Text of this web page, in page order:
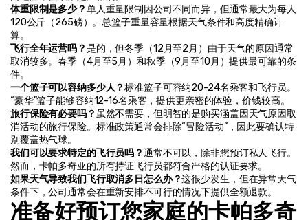
体重限制是多少？单人重量限制因公司不同而异，但通常最大为每人
120公斤（265磅）。总篮子重量容量根据天气条件和高度精确计
算。
飞行全年运营吗？是的，但冬季（12月至2月）由于天气的原因通常
取消较多。春季（4月至5月）和秋季（9月至10月）提供最可靠的条
件。
一个篮子可以容纳多少人？标准篮子可容纳20-24名乘客和飞行员。
“豪华”篮子能够容纳12-16名乘客，提供更亲密的体验，价钱较高。
旅行保险有必要吗？虽然不需要，但明智的是购买涵盖因天气原因取
消活动的旅行保险。标准政策通常会排除“冒险活动”，因此要确认特
别覆盖热气球。
我们可以要求特定的飞行员吗？通常不可以，除非您预订私人飞行。
然而，卡帕多奇亚的所有持证飞行员都符合严格的认证要求。
如果天气导致我们飞行取消多日怎么办？这很少发生，但在异常天气
条件下，公司通常会在重新安排不可行的情况下提供全额退款。
准备好预订您家庭的卡帕多奇